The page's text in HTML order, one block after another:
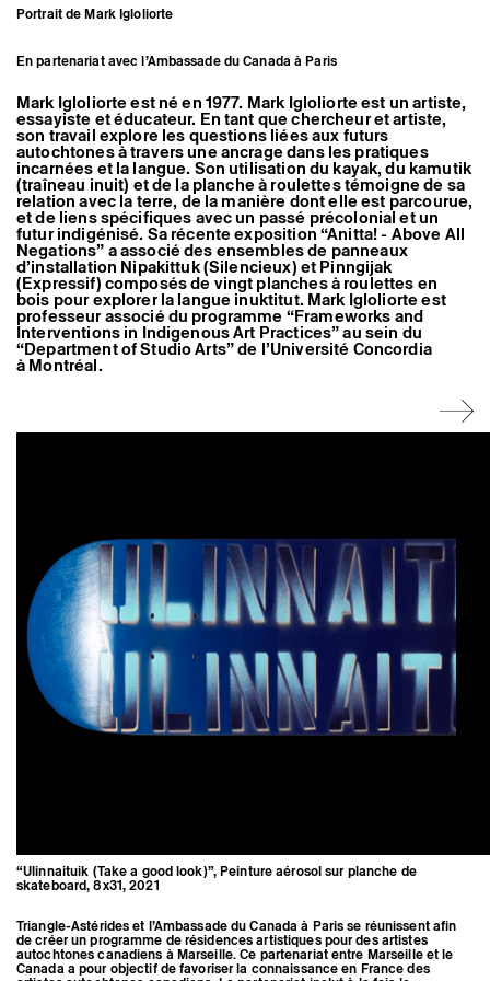
Artistes associé·es
Ancien·nes résident·es et artistes associé·es
Portrait de Mark Igloliorte
En partenariat avec l’Ambassade du Canada à Paris
Mark Igloliorte est né en 1977. Mark Igloliorte est un artiste,
essayiste et éducateur. En tant que chercheur et artiste,
son travail explore les questions liées aux futurs
autochtones à travers une ancrage dans les pratiques
incarnées et la langue. Son utilisation du kayak, du kamutik
(traîneau inuit) et de la planche à roulettes témoigne de sa
relation avec la terre, de la manière dont elle est parcourue,
et de liens spécifiques avec un passé précolonial et un
futur indigénisé. Sa récente exposition “Anitta! - Above All
Negations” a associé des ensembles de panneaux
d’installation Nipakittuk (Silencieux) et Pinngijak
(Expressif) composés de vingt planches à roulettes en
bois pour explorer la langue inuktitut. Mark Igloliorte est
professeur associé du programme “Frameworks and
Interventions in Indigenous Art Practices” au sein du
“Department of Studio Arts” de l’Université Concordia
à Montréal.
“Ulinnaituik (Take a good look)”, Peinture aérosol sur planche de
skateboard, 8x31, 2021
Triangle-Astérides et l’Ambassade du Canada à Paris se réunissent afin
de créer un programme de résidences artistiques pour des artistes
autochtones canadiens à Marseille. Ce partenariat entre Marseille et le
Canada a pour objectif de favoriser la connaissance en France des